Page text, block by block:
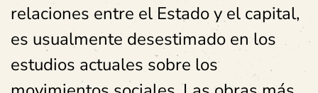
relaciones entre el Estado y el capital,
es usualmente desestimado en los
estudios actuales sobre los